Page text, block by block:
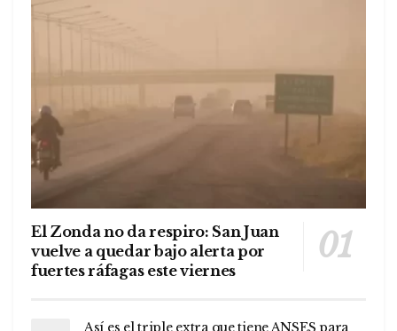
El Zonda no da respiro: San Juan
vuelve a quedar bajo alerta por
fuertes ráfagas este viernes
Así es el triple extra que tiene ANSES para